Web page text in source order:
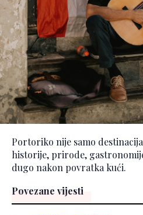
Portoriko nije samo
historije, prirode,
dugo nakon povratka kući.
Povezane vijesti